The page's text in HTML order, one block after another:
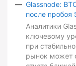
Glassnode:
после пробоя
Аналитики
ключевому
при
рынок может